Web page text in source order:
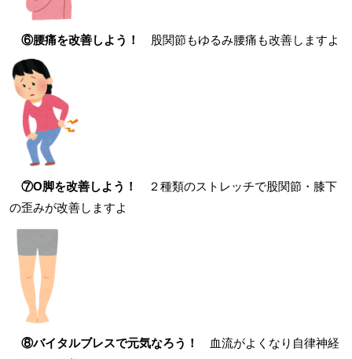
⑥腰痛を改善しよう！ 股関節もゆるみ腰痛も改善しますよ
⑦O脚を改善しよう！
２種類のストレッチで股関節・膝下
の歪みが改善しますよ
⑧バイタルブレスで元気なろう！
血流がよくなり自律神経